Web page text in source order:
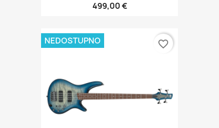
499,00 €
NEDOSTUPNO favorite_border